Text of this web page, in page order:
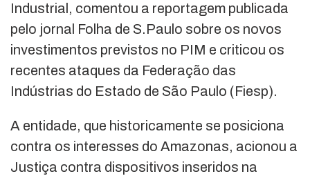
Industrial, comentou a reportagem publicada
pelo jornal Folha de S.Paulo sobre os novos
investimentos previstos no PIM e criticou os
recentes ataques da Federação das
Indústrias do Estado de São Paulo (Fiesp).
A entidade, que historicamente se posiciona
contra os interesses do Amazonas, acionou a
Justiça contra dispositivos inseridos na